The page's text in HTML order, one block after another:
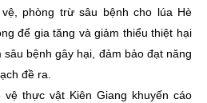
phòng trừ sâu bệnh cho lúa Hè
để gia tăng và giảm thiểu thiệt hại
bệnh gây hại, đảm bảo đạt năng
đề ra.
thực vật Kiên Giang khuyến cáo